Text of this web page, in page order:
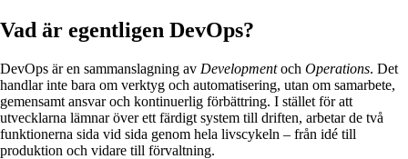
Vad är egentligen DevOps?
DevOps är en sammanslagning av Developmentoch Operations. Det
handlar inte bara om verktyg och automatisering, utan om samarbete,
gemensamt ansvar och kontinuerlig förbättring. I stället för att
utvecklarna lämnar över ett färdigt system till driften, arbetar de två
funktionerna sida vid sida genom hela livscykeln – från idé till
produktion och vidare till förvaltning.